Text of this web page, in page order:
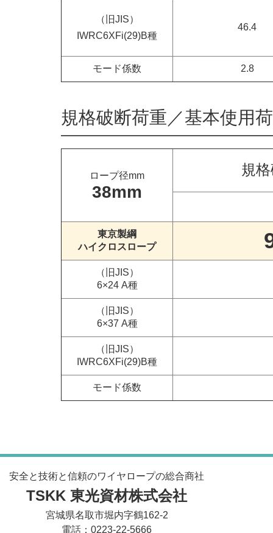
（旧JIS）
IWRC6XFi(29)B種
46.4
モード係数 2.8
規格破断荷重／基本使用
ロープ径mm
38mm
規
東京製綱
ハイクロスロープ
（旧JIS）
6×24 A種
（旧JIS）
6×37 A種
（旧JIS）
IWRC6XFi(29)B種
モード係数
安全と技術と信頼のワイヤロープの総合商社
TSKK 東光資材株式会社
宮城県名取市堀内字鶴162-2
電話：0223-22-5666